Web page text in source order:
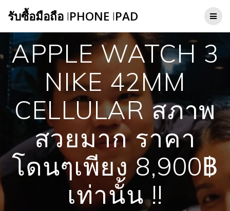
to
รับซื้อมือถือ IPHONE IPAD
APPLE WATCH 3
NIKE 42MM
CELLULAR สภาพ
สวยมาก ราคา
โดนๆเพียง 8,900฿
เท่านั้น !!